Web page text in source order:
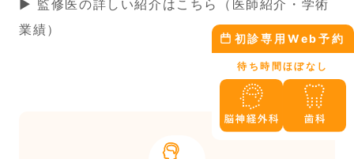
▶ 監修医の詳しい紹介はこちら（医師紹介・学術
業績）
初診専用Web予約
待ち時間ほぼなし